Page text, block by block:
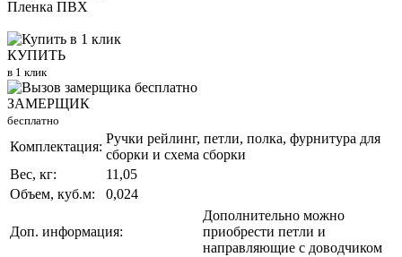
Пленка ПВХ
КУПИТЬ
в 1 клик
ЗАМЕРЩИК
бесплатно
Комплектация:
Ручки рейлинг, петли, полка, фурнитура для
сборки и схема сборки
Вес, кг:
11,05
Объем, куб.м:
0,024
Доп. информация:
Дополнительно можно
приобрести петли и
направляющие с доводчиком